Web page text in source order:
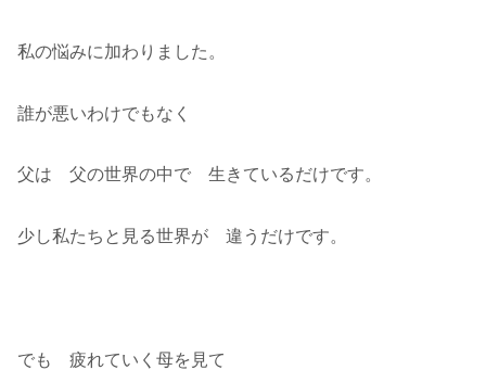
私の悩みに加わりました。
誰が悪いわけでもなく
父は 父の世界の中で 生きているだけです。
少し私たちと見る世界が 違うだけです。
でも 疲れていく母を見て